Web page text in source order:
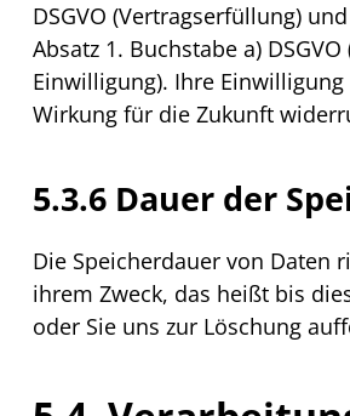
DSGVO (Vertragserfüllung)
Absatz 1. Buchstabe a) DSGVO
Einwilligung). Ihre
Wirkung für die Zukunft
5.3.6 Dauer der
Die Speicherdauer von Daten
ihrem Zweck, das heißt bis
oder Sie uns zur Löschung